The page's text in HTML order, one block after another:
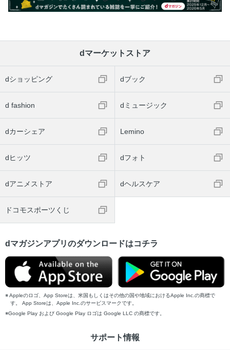
dマーケットストア
dショッピング dブック
d fashion dミュージック
dカーシェア Lemino
dヒッツ dフォト
dアニメストア dヘルスケア
ドコモスポーツくじ
dマガジンアプリのダウンロードはコチラ
Appleのロゴ、App Storeは、米国もしくはその他の国や地域におけるApple Inc.の商標で
す。 App Storeは、Apple Inc.のサービスマークです。
Google Play および Google Play ロゴは Google LLC の商標です。
サポート情報